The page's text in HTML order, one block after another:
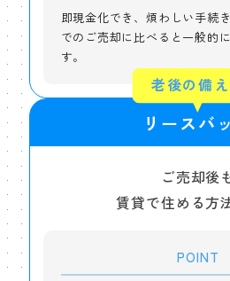
狭山市北入曽の土地 ご成約し
即現金化でき、煩わしい手続
でのご売却に比べると一般的
す。
老後の備
リースバ
ご売却後
賃貸で住める方
POINT